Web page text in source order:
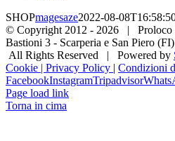
SHOPmagesaze2022-08-
© Copyright 2012 - 2026 | Proloco
Bastioni 3 - Scarperia e San Piero
All Rights Reserved | Powered by
Cookie | Privacy Policy | Condizioni
FacebookInstagramTripadvisor
Page load link
Torna in cima